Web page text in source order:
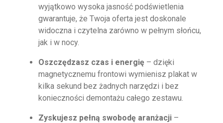
wyjątkowo wysoka jasność podświetlenia
gwarantuje, że Twoja oferta jest doskonale
widoczna i czytelna zarówno w pełnym słońcu,
jak i w nocy.
Oszczędzasz czas i energię – dzięki
magnetycznemu frontowi wymienisz plakat w
kilka sekund bez żadnych narzędzi i bez
konieczności demontażu całego zestawu.
Zyskujesz pełną swobodę aranżacji –